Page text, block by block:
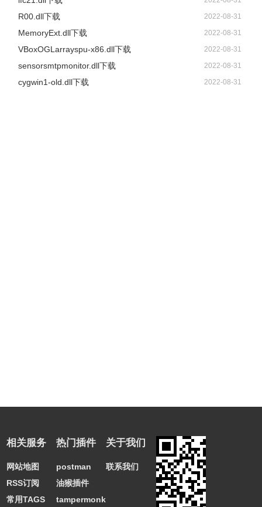
R00.dll下载 2022-08-31
MemoryExt.dll下载 2022-08-31
VBoxOGLarrayspu-x86.dll下载 2022-08-31
sensorsmtpmonitor.dll下载 2022-08-31
cygwin1-old.dll下载 2022-08-31
相关服务
网站地图
RSS订阅
常用TAGS
热门插件
postman
油猴插件
tampermonkey
关于我们
联系我们